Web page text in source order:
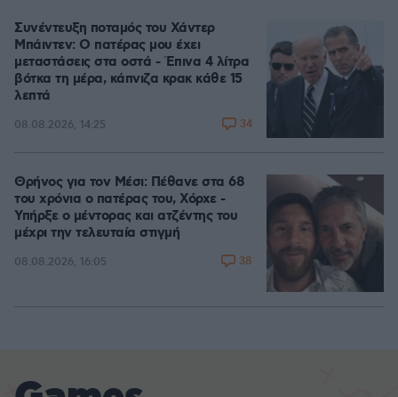
Συνέντευξη ποταμός του Χάντερ
Μπάιντεν: Ο πατέρας μου έχει
μεταστάσεις στα οστά - Έπινα 4 λίτρα
βότκα τη μέρα, κάπνιζα κρακ κάθε 15
λεπτά
08.08.2026, 14:25 34
Θρήνος για τον Μέσι: Πέθανε στα 68
του χρόνια ο πατέρας του, Χόρχε -
Υπήρξε ο μέντορας και ατζέντης του
μέχρι την τελευταία στιγμή
08.08.2026, 16:05 38